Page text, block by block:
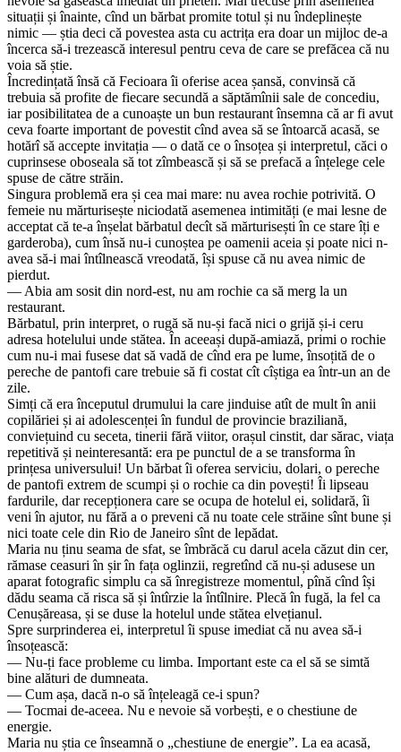
situații și înainte, cînd un bărbat promite totul și nu îndeplinește
nimic — știa deci că povestea asta cu actrița era doar un mijloc de-a
încerca să-i trezească interesul pentru ceva de care se prefăcea că nu
voia să știe.
Încredințată însă că Fecioara îi oferise acea șansă, convinsă că
trebuia să profite de fiecare secundă a săptămînii sale de concediu,
iar posibilitatea de a cunoaște un bun restaurant însemna că ar fi avut
ceva foarte important de povestit cînd avea să se întoarcă acasă, se
hotărî să accepte invitația — o dată ce o însoțea și interpretul, căci o
cuprinsese oboseala să tot zîmbească și să se prefacă a înțelege cele
spuse de către străin.
Singura problemă era și cea mai mare: nu avea rochie potrivită. O
femeie nu mărturisește niciodată asemenea intimități (e mai lesne de
acceptat că te-a înșelat bărbatul decît să mărturisești în ce stare îți e
garderoba), cum însă nu-i cunoștea pe oamenii aceia și poate nici n-
avea să-i mai întîlnească vreodată, își spuse că nu avea nimic de
pierdut.
— Abia am sosit din nord-est, nu am rochie ca să merg la un
restaurant.
Bărbatul, prin interpret, o rugă să nu-și facă nici o grijă și-i ceru
adresa hotelului unde stătea. În aceeași după-amiază, primi o rochie
cum nu-i mai fusese dat să vadă de cînd era pe lume, însoțită de o
pereche de pantofi care trebuie să fi costat cît cîștiga ea într-un an de
zile.
Simți că era începutul drumului la care jinduise atît de mult în anii
copilăriei și ai adolescenței în fundul de provincie braziliană,
conviețuind cu seceta, tinerii fără viitor, orașul cinstit, dar sărac, viața
repetitivă și neinteresantă: era pe punctul de a se transforma în
prințesa universului! Un bărbat îi oferea serviciu, dolari, o pereche
de pantofi extrem de scumpi și o rochie ca din povești! Îi lipseau
fardurile, dar recepționera care se ocupa de hotelul ei, solidară, îi
veni în ajutor, nu fără a o preveni că nu toate cele străine sînt bune și
nici toate cele din Rio de Janeiro sînt de lepădat.
Maria nu ținu seama de sfat, se îmbrăcă cu darul acela căzut din cer,
rămase ceasuri în șir în fața oglinzii, regretînd că nu-și adusese un
aparat fotografic simplu ca să înregistreze momentul, pînă cînd își
dădu seama că risca să și întîrzie la întîlnire. Plecă în fugă, la fel ca
Cenușăreasa, și se duse la hotelul unde stătea elvețianul.
Spre surprinderea ei, interpretul îi spuse imediat că nu avea să-i
însoțească:
— Nu-ți face probleme cu limba. Important este ca el să se simtă
bine alături de dumneata.
— Cum așa, dacă n-o să înțeleagă ce-i spun?
— Tocmai de-aceea. Nu e nevoie să vorbești, e o chestiune de
energie.
Maria nu știa ce înseamnă o „chestiune de energie”. La ea acasă,